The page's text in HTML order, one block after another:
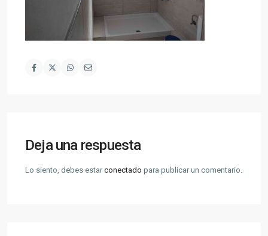
Deja una respuesta
Lo siento, debes estarconectado para publicar un comentario.